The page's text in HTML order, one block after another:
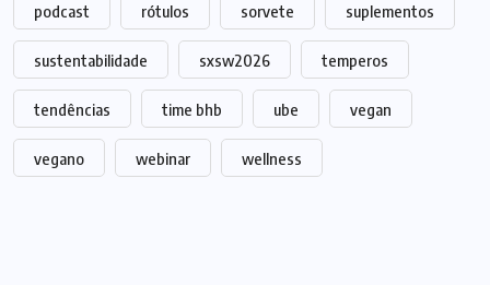
podcast rótulos sorvete suplementos
sustentabilidade sxsw2026 temperos
tendências time bhb ube vegan
vegano webinar wellness